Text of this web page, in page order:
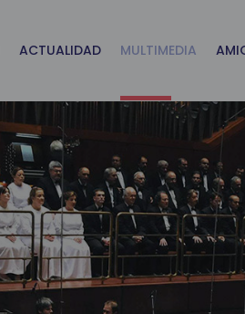
ACTUALIDAD MULTIMEDIA